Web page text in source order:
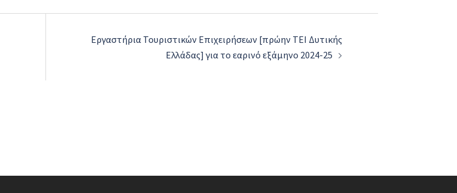
Εργαστήρια Τουριστικών Επιχειρήσεων [πρώην ΤΕΙ Δυτικής
Ελλάδας] για το εαρινό εξάμηνο 2024-25